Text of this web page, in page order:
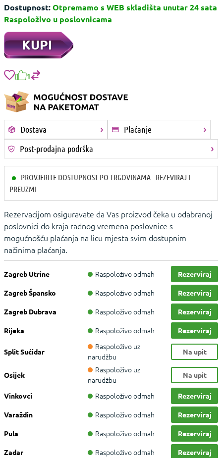
Dostupnost:Otpremamo s WEB skladišta unutar 24 sata
Raspoloživo u poslovnicama
KUPI
1
Dostava
Plaćanje
Post-prodajna podrška
PROVJERITE DOSTUPNOST PO TRGOVINAMA - REZEVIRAJ I
PREUZMI
Rezervacijom osiguravate da Vas proizvod čeka u odabranoj
poslovnici do kraja radnog vremena poslovnice s
mogućnošću plaćanja na licu mjesta svim dostupnim
načinima plaćanja.
Zagreb Utrine Raspoloživo odmah Rezerviraj
Zagreb Špansko Raspoloživo odmah Rezerviraj
Zagreb Dubrava Raspoloživo odmah Rezerviraj
Rijeka Raspoloživo odmah Rezerviraj
Split Sućidar
Raspoloživo uz
narudžbu
Na upit
Osijek
Raspoloživo uz
narudžbu
Na upit
Vinkovci Raspoloživo odmah Rezerviraj
Varaždin Raspoloživo odmah Rezerviraj
Pula Raspoloživo odmah Rezerviraj
Zadar Raspoloživo odmah Rezerviraj